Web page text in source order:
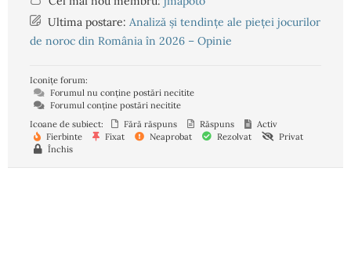
Ultima postare: Analiză și tendințe ale pieței jocurilor
de noroc din România în 2026 – Opinie
Iconițe forum:
Forumul nu conține postări necitite
Forumul conține postări necitite
Icoane de subiect:
Fără răspuns Răspuns
Activ
Fierbinte
Fixat Neaprobat Rezolvat
Privat
Închis